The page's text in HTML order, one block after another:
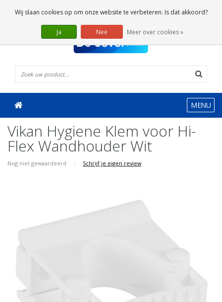
0 Artikelen
MENU
Vikan Hygiene Klem voor Hi-
Flex Wandhouder Wit
Nog niet gewaardeerd | Schrijf je eigen review
Wij slaan cookies op om onze website te verbeteren. Is dat akkoord?
Ja Nee Meer over cookies »